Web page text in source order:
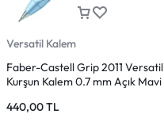
Versatil Kalem
Faber-Castell Grip 2011 Versatil
Kurşun Kalem 0.7 mm Açık Mavi
440,00TL